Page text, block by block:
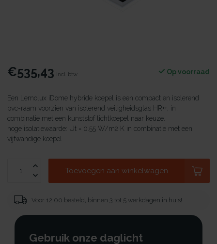
€535,43 Incl. btw Op voorraad
Een Lemolux iDome hybride koepel is een compact en isolerend
pvc-raam voorzien van isolerend veiligheidsglas HR++, in
combinatie met een kunststof lichtkoepel naar keuze.
hoge isolatiewaarde: Ut = 0.55 W/m2 K in combinatie met een
vijfwandige koepel
Toevoegen aan winkelwagen
Voor 12:00 besteld, binnen 3 tot 5 werkdagen in huis!
Gebruik onze daglicht